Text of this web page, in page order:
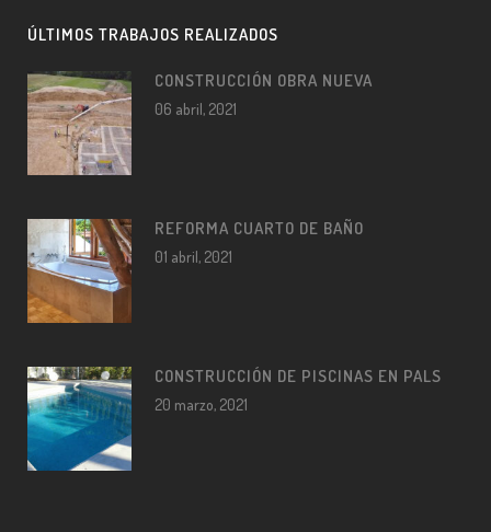
ÚLTIMOS TRABAJOS REALIZADOS
CONSTRUCCIÓN OBRA NUEVA
06 abril, 2021
REFORMA CUARTO DE BAÑO
01 abril, 2021
CONSTRUCCIÓN DE PISCINAS EN PALS
20 marzo, 2021